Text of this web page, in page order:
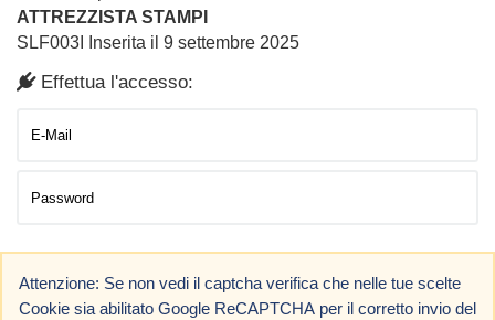
ATTREZZISTA STAMPI
SLF003I Inserita il 9 settembre 2025
Effettua l'accesso:
Attenzione: Se non vedi il captcha verifica che nelle tue scelte
Cookie sia abilitato Google ReCAPTCHA per il corretto invio del